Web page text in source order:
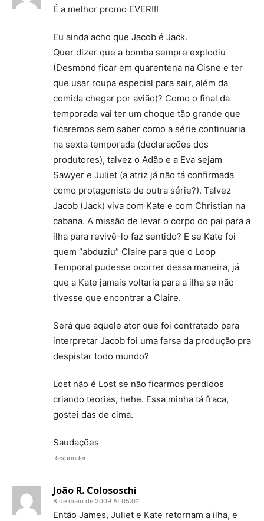
É a melhor promo EVER!!!
Eu ainda acho que Jacob é Jack.
Quer dizer que a bomba sempre explodiu
(Desmond ficar em quarentena na Cisne e ter
que usar roupa especial para sair, além da
comida chegar por avião)? Como o final da
temporada vai ter um choque tão grande que
ficaremos sem saber como a série continuaria
na sexta temporada (declarações dos
produtores), talvez o Adão e a Eva sejam
Sawyer e Juliet (a atriz já não tá confirmada
como protagonista de outra série?). Talvez
Jacob (Jack) viva com Kate e com Christian na
cabana. A missão de levar o corpo do pai para a
ilha para revivê-lo faz sentido? E se Kate foi
quem “abduziu” Claire para que o Loop
Temporal pudesse ocorrer dessa maneira, já
que a Kate jamais voltaria para a ilha se não
tivesse que encontrar a Claire.
Será que aquele ator que foi contratado para
interpretar Jacob foi uma farsa da produção pra
despistar todo mundo?
Lost não é Lost se não ficarmos perdidos
criando teorias, hehe. Essa minha tá fraca,
gostei das de cima.
Saudações
Responder
João R. Colososchi
8 de maio de 2009 At 05:02
Então James, Juliet e Kate retornam a ilha, e